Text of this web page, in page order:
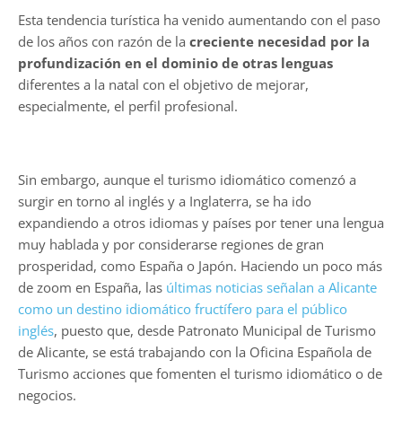
Esta tendencia turística ha venido aumentando con el paso
de los años con razón de la creciente necesidad por la
profundización en el dominio de otras lenguas
diferentes a la natal con el objetivo de mejorar,
especialmente, el perfil profesional.
Sin embargo, aunque el turismo idiomático comenzó a
surgir en torno al inglés y a Inglaterra, se ha ido
expandiendo a otros idiomas y países por tener una lengua
muy hablada y por considerarse regiones de gran
prosperidad, como España o Japón. Haciendo un poco más
de zoom en España, las últimas noticias señalan a Alicante
como un destino idiomático fructífero para el público
inglés, puesto que, desde Patronato Municipal de Turismo
de Alicante, se está trabajando con la Oficina Española de
Turismo acciones que fomenten el turismo idiomático o de
negocios.